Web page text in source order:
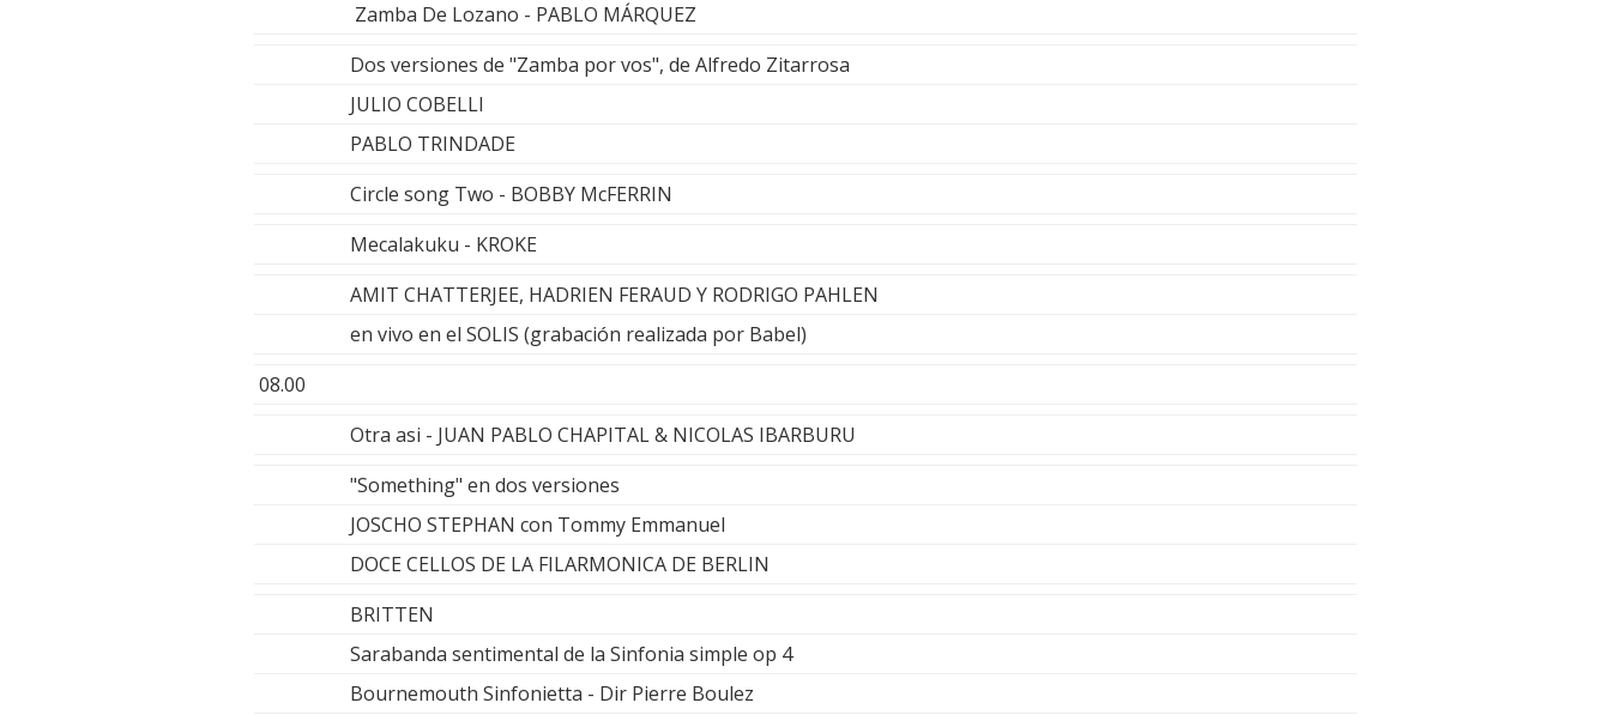
Zamba De Lozano - PABLO MÁRQUEZ
Dos versiones de "Zamba por vos", de Alfredo Zitarrosa
JULIO COBELLI
PABLO TRINDADE
Circle song Two - BOBBY McFERRIN
Mecalakuku - KROKE
AMIT CHATTERJEE, HADRIEN FERAUD Y RODRIGO PAHLEN
en vivo en el SOLIS (grabación realizada por Babel)
08.00
Otra asi - JUAN PABLO CHAPITAL & NICOLAS IBARBURU
"Something" en dos versiones
JOSCHO STEPHAN con Tommy Emmanuel
DOCE CELLOS DE LA FILARMONICA DE BERLIN
BRITTEN
Sarabanda sentimental de la Sinfonia simple op 4
Bournemouth Sinfonietta - Dir Pierre Boulez